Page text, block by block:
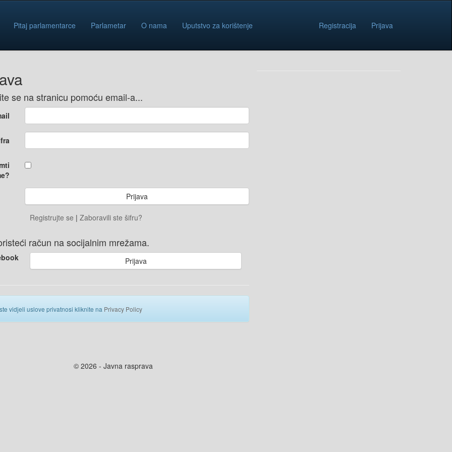
Pitaj parlamentarce Parlametar O nama Uputstvo za korištenje Registracija Prijava
se na stranicu pomoću email-a...
Registrujte se | Zaboravili ste šifru?
račun na socijalnim mrežama.
Prijava
vidjeli uslove privatnosi kliknite na Privacy Policy
© 2026 - Javna rasprava